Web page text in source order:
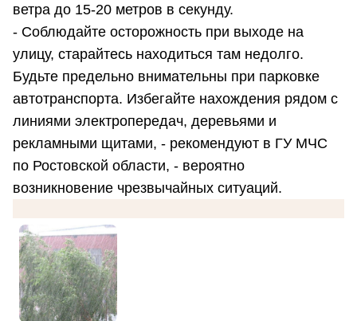
ветра до 15-20 метров в секунду.
- Соблюдайте осторожность при выходе на
улицу, старайтесь находиться там недолго.
Будьте предельно внимательны при парковке
автотранспорта. Избегайте нахождения рядом с
линиями электропередач, деревьями и
рекламными щитами, - рекомендуют в ГУ МЧС
по Ростовской области, - вероятно
возникновение чрезвычайных ситуаций.